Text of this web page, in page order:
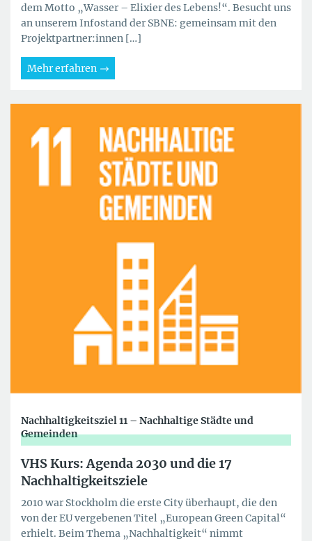
dem Motto „Wasser – Elixier des Lebens!“. Besucht uns
an unserem Infostand der SBNE: gemeinsam mit den
Projektpartner:innen […]
Mehr erfahren
Nachhaltigkeitsziel 11 – Nachhaltige Städte und
Gemeinden
VHS Kurs: Agenda 2030 und die 17
Nachhaltigkeitsziele
2010 war Stockholm die erste City überhaupt, die den
von der EU vergebenen Titel „European Green Capital“
erhielt. Beim Thema „Nachhaltigkeit“ nimmt